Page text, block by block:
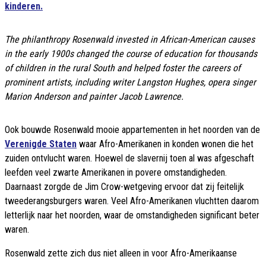
kinderen.
The philanthropy Rosenwald invested in African-American causes
in the early 1900s changed the course of education for thousands
of children in the rural South and helped foster the careers of
prominent artists, including writer Langston Hughes, opera singer
Marion Anderson and painter Jacob Lawrence.
Ook bouwde Rosenwald mooie appartementen in het noorden van de
Verenigde Staten waar Afro-Amerikanen in konden wonen die het
zuiden ontvlucht waren. Hoewel de slavernij toen al was afgeschaft
leefden veel zwarte Amerikanen in povere omstandigheden.
Daarnaast zorgde de Jim Crow-wetgeving ervoor dat zij feitelijk
tweederangsburgers waren. Veel Afro-Amerikanen vluchtten daarom
letterlijk naar het noorden, waar de omstandigheden significant beter
waren.
Rosenwald zette zich dus niet alleen in voor Afro-Amerikaanse